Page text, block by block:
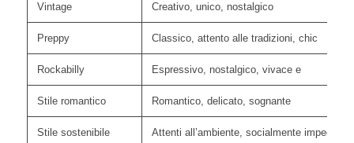
Vintage Creativo, unico, nostalgico
Preppy Classico, attento alle tradizioni, chic
Rockabilly Espressivo, nostalgico, vivace e
Stile romantico Romantico, delicato, sognante
Stile sostenibile Attenti all’ambiente, socialmente impegnati,